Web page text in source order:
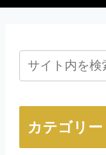
カテゴリー